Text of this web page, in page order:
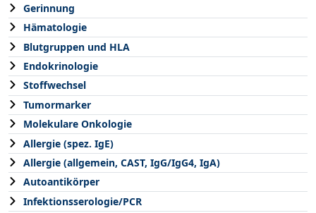
Gerinnung
Hämatologie
Blutgruppen und HLA
Endokrinologie
Stoffwechsel
Tumormarker
Molekulare Onkologie
Allergie (spez. IgE)
Allergie (allgemein, CAST, IgG/IgG4, IgA)
Autoantikörper
Infektionsserologie/PCR